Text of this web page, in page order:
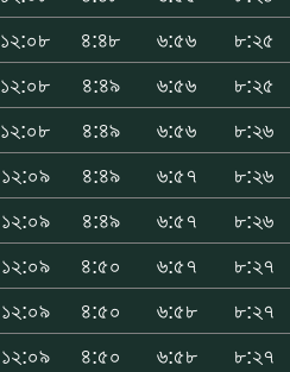
১২:০৮ ৪:৪৮ ৬:৫৬
৮:২৫
১২:০৮ ৪:৪৯ ৬:৫৬
৮:২৫
১২:০৮ ৪:৪৯ ৬:৫৬
৮:২৬
১২:০৯ ৪:৪৯ ৬:৫৭
৮:২৬
১২:০৯ ৪:৪৯ ৬:৫৭
৮:২৬
১২:০৯ ৪:৫০ ৬:৫৭
৮:২৭
১২:০৯ ৪:৫০ ৬:৫৮
৮:২৭
১২:০৯ ৪:৫০ ৬:৫৮
৮:২৭